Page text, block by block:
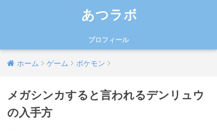
あつラボ
プロフィール
ホーム ゲーム ポケモン
メガシンカすると言われるデンリュウ
の入手方